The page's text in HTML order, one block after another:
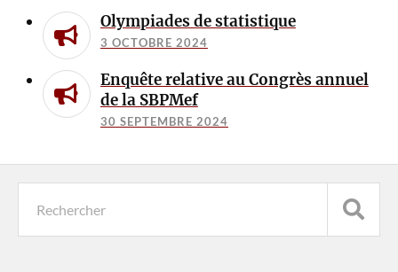
Olympiades de statistique
3 OCTOBRE 2024
Enquête relative au Congrès annuel
de la SBPMef
30 SEPTEMBRE 2024